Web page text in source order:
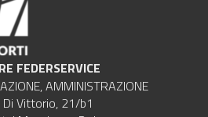
FEDERSERVICE
AMMINISTRAZIONE
Di Vittorio, 21/b1